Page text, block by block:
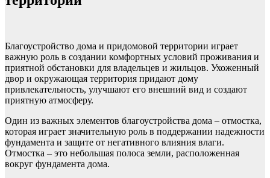
Благоустройство дома и придомовой территории играет
важную роль в создании комфортных условий проживания и
приятной обстановки для владельцев и жильцов. Ухоженный
двор и окружающая территория придают дому
привлекательность, улучшают его внешний вид и создают
приятную атмосферу.
Один из важных элементов благоустройства дома – отмостка,
которая играет значительную роль в поддержании надежности
фундамента и защите от негативного влияния влаги.
Отмостка – это небольшая полоса земли, расположенная
вокруг фундамента дома.